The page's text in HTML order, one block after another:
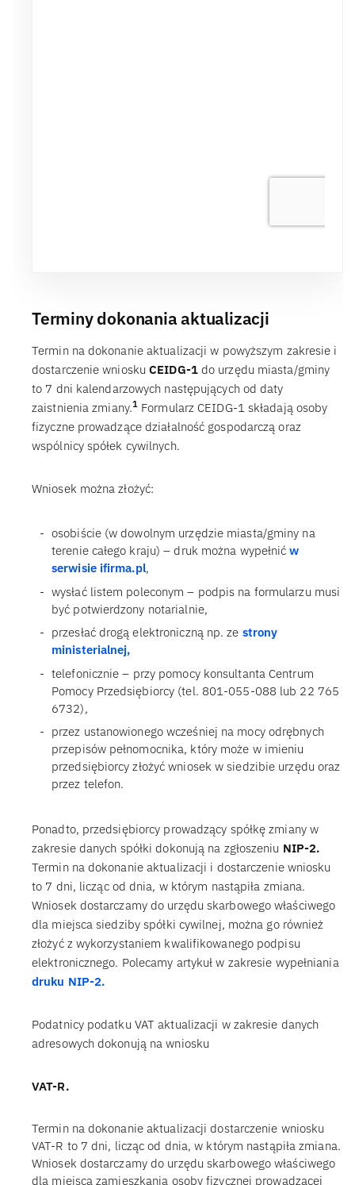
Terminy dokonania aktualizacji
Termin na dokonanie aktualizacji w powyższym zakresie i
dostarczenie wnioskuCEIDG-1do urzędu miasta/gminy
to 7 dni kalendarzowych następujących od daty
zaistnienia zmiany.1 Formularz CEIDG-1 składają osoby
fizyczne prowadzące działalność gospodarczą oraz
wspólnicy spółek cywilnych.
Wniosek można złożyć:
osobiście (w dowolnym urzędzie miasta/gminy na
terenie całego kraju) – druk można wypełnićw
serwisie ifirma.pl,
wysłać listem poleconym – podpis na formularzu musi
być potwierdzony notarialnie,
przesłać drogą elektroniczną np. ze strony
ministerialnej,
telefonicznie – przy pomocy konsultanta Centrum
Pomocy Przedsiębiorcy (tel. 801-055-088 lub 22 765
6732),
przez ustanowionego wcześniej na mocy odrębnych
przepisów pełnomocnika, który może w imieniu
przedsiębiorcy złożyć wniosek w siedzibie urzędu oraz
przez telefon.
Ponadto, przedsiębiorcy prowadzący spółkę zmiany w
zakresie danych spółki dokonują na zgłoszeniu NIP-2.
Termin na dokonanie aktualizacji i dostarczenie wniosku
to 7 dni, licząc od dnia, w którym nastąpiła zmiana.
Wniosek dostarczamy do urzędu skarbowego właściwego
dla miejsca siedziby spółki cywilnej, można go również
złożyć z wykorzystaniem kwalifikowanego podpisu
elektronicznego. Polecamy artykuł w zakresie wypełniania
druku NIP-2.
Podatnicy podatku VAT aktualizacji w zakresie danych
adresowych dokonują na wniosku
VAT-R.
Termin na dokonanie aktualizacji dostarczenie wniosku
VAT-R to 7 dni, licząc od dnia, w którym nastąpiła zmiana.
Wniosek dostarczamy do urzędu skarbowego właściwego
dla miejsca zamieszkania osoby fizycznej prowadzącej